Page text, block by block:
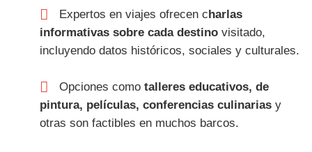
Expertos en viajes ofrecen charlas
informativas sobre cada destinovisitado,
incluyendo datos históricos, sociales y culturales.
Opciones como talleres educativos, de
pintura, películas, conferencias culinariasy
otras son factibles en muchos barcos.